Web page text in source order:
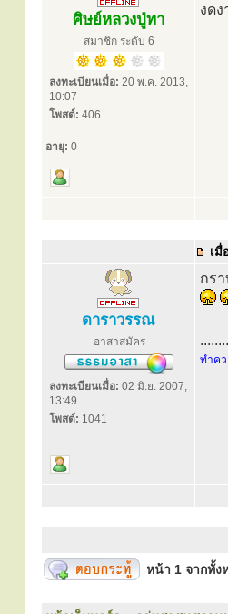
ศิษย์หลวงปู่ทา
สมาชิก ระดับ 6
ลงทะเบียนเมื่อ: 20 พ.ค. 2013,
10:07
โพสต์: 406
อายุ: 0
งด
เมื่
ดาราวรรณ
อาสาสมัคร
ลงทะเบียนเมื่อ: 02 มิ.ย. 2007,
13:49
โพสต์: 1041
กร
ทำค
หน้า 1 จากทั้ง